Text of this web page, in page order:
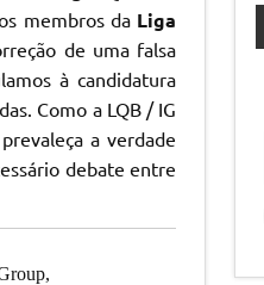
membros da Liga
de uma falsa
à candidatura
Como a LQB / IG
a verdade
debate entre